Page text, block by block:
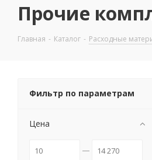
Прочие
Главная - Каталог - Расходные
Фильтр по параметрам
Цена